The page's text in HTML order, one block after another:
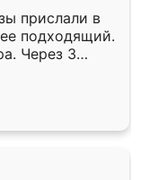
прислали в
подходящий.
Через 3
Остались